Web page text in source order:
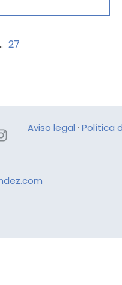
27
Aviso legal · Política